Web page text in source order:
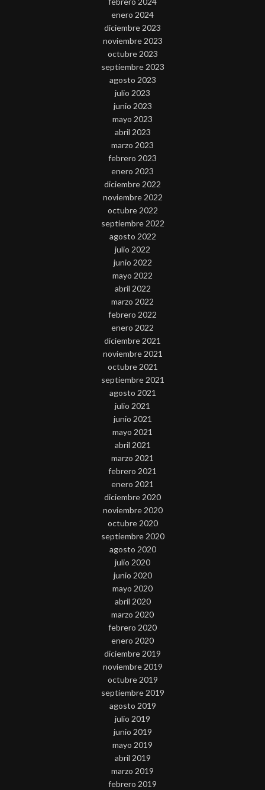
enero 2024
diciembre 2023
noviembre 2023
octubre 2023
septiembre 2023
agosto 2023
julio 2023
junio 2023
mayo 2023
abril 2023
marzo 2023
febrero 2023
enero 2023
diciembre 2022
noviembre 2022
octubre 2022
septiembre 2022
agosto 2022
julio 2022
junio 2022
mayo 2022
abril 2022
marzo 2022
febrero 2022
enero 2022
diciembre 2021
noviembre 2021
octubre 2021
septiembre 2021
agosto 2021
julio 2021
junio 2021
mayo 2021
abril 2021
marzo 2021
febrero 2021
enero 2021
diciembre 2020
noviembre 2020
octubre 2020
septiembre 2020
agosto 2020
julio 2020
junio 2020
mayo 2020
abril 2020
marzo 2020
febrero 2020
enero 2020
diciembre 2019
noviembre 2019
octubre 2019
septiembre 2019
agosto 2019
julio 2019
junio 2019
mayo 2019
abril 2019
marzo 2019
febrero 2019